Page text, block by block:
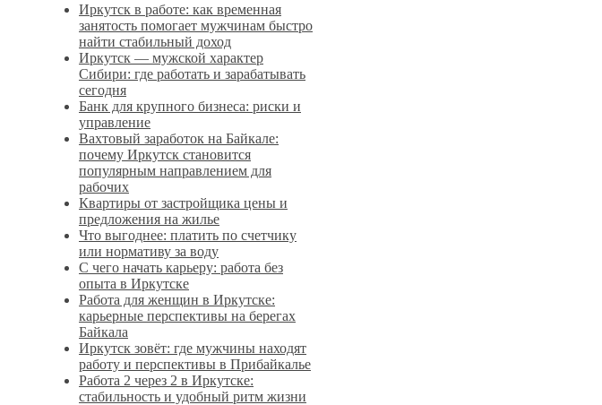
Иркутск в работе: как временная
занятость помогает мужчинам быстро
найти стабильный доход
Иркутск — мужской характер
Сибири: где работать и зарабатывать
сегодня
Банк для крупного бизнеса: риски и
управление
Вахтовый заработок на Байкале:
почему Иркутск становится
популярным направлением для
рабочих
Квартиры от застройщика цены и
предложения на жилье
Что выгоднее: платить по счетчику
или нормативу за воду
С чего начать карьеру: работа без
опыта в Иркутске
Работа для женщин в Иркутске:
карьерные перспективы на берегах
Байкала
Иркутск зовёт: где мужчины находят
работу и перспективы в Прибайкалье
Работа 2 через 2 в Иркутске:
стабильность и удобный ритм жизни